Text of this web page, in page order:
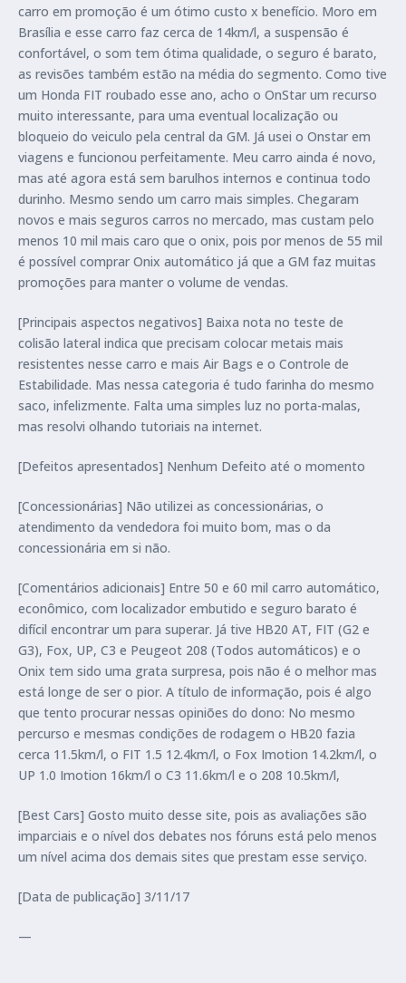
carro em promoção é um ótimo custo x benefício. Moro em
Brasília e esse carro faz cerca de 14km/l, a suspensão é
confortável, o som tem ótima qualidade, o seguro é barato,
as revisões também estão na média do segmento. Como tive
um Honda FIT roubado esse ano, acho o OnStar um recurso
muito interessante, para uma eventual localização ou
bloqueio do veiculo pela central da GM. Já usei o Onstar em
viagens e funcionou perfeitamente. Meu carro ainda é novo,
mas até agora está sem barulhos internos e continua todo
durinho. Mesmo sendo um carro mais simples. Chegaram
novos e mais seguros carros no mercado, mas custam pelo
menos 10 mil mais caro que o onix, pois por menos de 55 mil
é possível comprar Onix automático já que a GM faz muitas
promoções para manter o volume de vendas.
[Principais aspectos negativos] Baixa nota no teste de
colisão lateral indica que precisam colocar metais mais
resistentes nesse carro e mais Air Bags e o Controle de
Estabilidade. Mas nessa categoria é tudo farinha do mesmo
saco, infelizmente. Falta uma simples luz no porta-malas,
mas resolvi olhando tutoriais na internet.
[Defeitos apresentados] Nenhum Defeito até o momento
[Concessionárias] Não utilizei as concessionárias, o
atendimento da vendedora foi muito bom, mas o da
concessionária em si não.
[Comentários adicionais] Entre 50 e 60 mil carro automático,
econômico, com localizador embutido e seguro barato é
difícil encontrar um para superar. Já tive HB20 AT, FIT (G2 e
G3), Fox, UP, C3 e Peugeot 208 (Todos automáticos) e o
Onix tem sido uma grata surpresa, pois não é o melhor mas
está longe de ser o pior. A título de informação, pois é algo
que tento procurar nessas opiniões do dono: No mesmo
percurso e mesmas condições de rodagem o HB20 fazia
cerca 11.5km/l, o FIT 1.5 12.4km/l, o Fox Imotion 14.2km/l, o
UP 1.0 Imotion 16km/l o C3 11.6km/l e o 208 10.5km/l,
[Best Cars] Gosto muito desse site, pois as avaliações são
imparciais e o nível dos debates nos fóruns está pelo menos
um nível acima dos demais sites que prestam esse serviço.
[Data de publicação] 3/11/17
—